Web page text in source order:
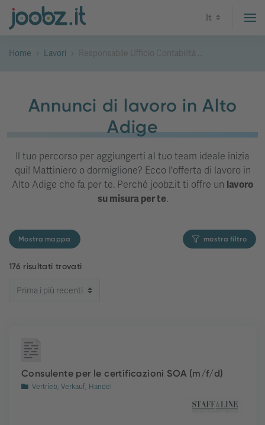
It
Home Lavori Responsabile Ufficio Contabilità ...
Annunci di lavoro in Alto
Adige
Il tuo percorso per aggiungerti al tuo team ideale inizia
qui! Mattiniero o dormiglione? Ecco l'offerta di lavoro in
Alto Adige che fa per te. Perché joobz.it ti offre un lavoro
su misura per te.
Mostra mappa mostra filtro
176 risultati trovati
Consulente per le certificazioni SOA (m/f/d)
Vertrieb, Verkauf, Handel